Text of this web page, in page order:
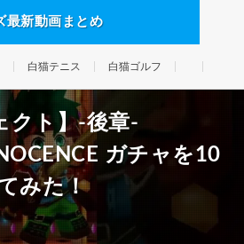
最新動画まとめ
白猫テニス 白猫ゴルフ
クト】-後章-
ガチャを10
みた！